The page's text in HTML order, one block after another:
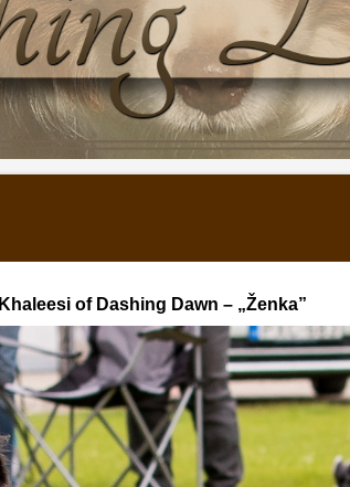
Khaleesi of Dashing Dawn – „Ženka”